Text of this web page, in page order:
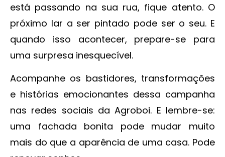
está passando na sua rua, fique atento. O
próximo lar a ser pintado pode ser o seu. E
quando isso acontecer, prepare-se para
uma surpresa inesquecível.
Acompanhe os bastidores, transformações
e histórias emocionantes dessa campanha
nas redes sociais da Agroboi. E lembre-se:
uma fachada bonita pode mudar muito
mais do que a aparência de uma casa. Pode